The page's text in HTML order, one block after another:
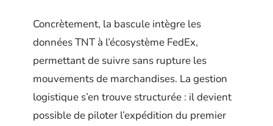
Concrètement, la bascule intègre les
données TNT à l’écosystème FedEx,
permettant de suivre sans rupture les
mouvements de marchandises. La gestion
logistique s’en trouve structurée : il devient
possible de piloter l’expédition du premier